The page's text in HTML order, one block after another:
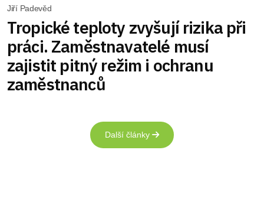
Jiří Padevěd
Tropické teploty zvyšují rizika při
práci. Zaměstnavatelé musí
zajistit pitný režim i ochranu
zaměstnanců
Další články